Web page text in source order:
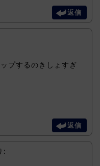
返信
プするのきしょすぎ
返信
: